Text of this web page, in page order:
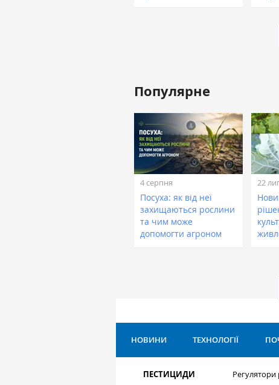
Популярне
4 серпня
Посуха: як від неї
захищаються рослини
та чим може
допомогти агроном
22
НОВИНИ ТЕХНОЛОГІЇ
ПЕСТИЦИДИ Регулятори